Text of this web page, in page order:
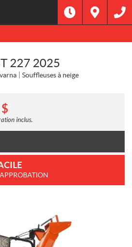
227 2025
Souffleuses à neige
$
inclus.